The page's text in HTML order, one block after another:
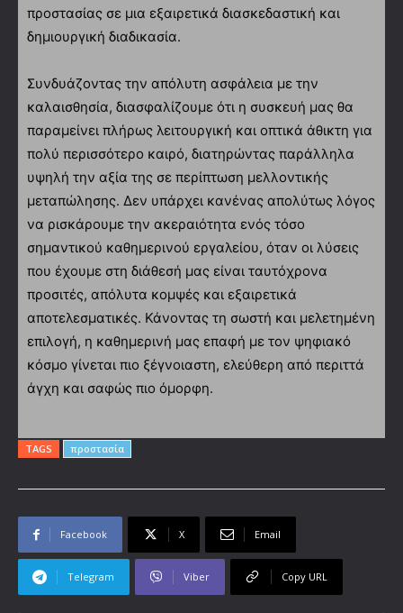
προστασίας σε μια εξαιρετικά διασκεδαστική και
δημιουργική διαδικασία.
Συνδυάζοντας την απόλυτη ασφάλεια με την
καλαισθησία, διασφαλίζουμε ότι η συσκευή μας θα
παραμείνει πλήρως λειτουργική και οπτικά άθικτη για
πολύ περισσότερο καιρό, διατηρώντας παράλληλα
υψηλή την αξία της σε περίπτωση μελλοντικής
μεταπώλησης. Δεν υπάρχει κανένας απολύτως λόγος
να ρισκάρουμε την ακεραιότητα ενός τόσο
σημαντικού καθημερινού εργαλείου, όταν οι λύσεις
που έχουμε στη διάθεσή μας είναι ταυτόχρονα
προσιτές, απόλυτα κομψές και εξαιρετικά
αποτελεσματικές. Κάνοντας τη σωστή και μελετημένη
επιλογή, η καθημερινή μας επαφή με τον ψηφιακό
κόσμο γίνεται πιο ξέγνοιαστη, ελεύθερη από περιττά
άγχη και σαφώς πιο όμορφη.
TAGS προστασία
Facebook X Email
Telegram Viber Copy URL